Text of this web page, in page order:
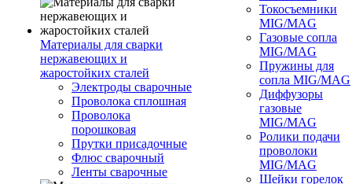
Материалы для сварки
нержавеющих и
жаростойких сталей
Электроды сварочные
Проволока сплошная
Проволока
порошковая
Прутки присадочные
Флюс сварочный
Ленты сварочные
Токосъемники
MIG/MAG
Газовые сопла
MIG/MAG
Пружины для
сопла MIG/MAG
Диффузоры
газовые
MIG/MAG
Ролики подачи
проволоки
MIG/MAG
Шейки горелок